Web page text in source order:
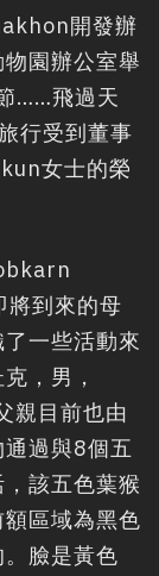
動物信息
采购
招聘新闻
聯絡我們
LOGIN
開發辦
園辦公室舉
……飛過天
行受到董事
女士的榮
到來的母
一些活動來
，男，
親目前也由
過與8個五
該五色葉猴
區域為黑色
臉是黃色